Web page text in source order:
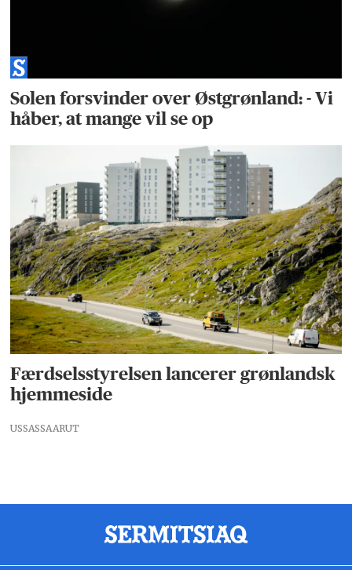
Solen forsvinder over Østgrønland: - Vi
håber, at mange vil se op
Færdselsstyrelsen lancerer grønlandsk
hjemmeside
USSASSAARUT